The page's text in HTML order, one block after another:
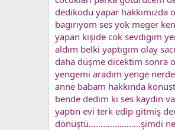
dedikodu yapar
bagırıyom ses yok meger
yapan kişide cok sevdigim
aldım belki yaptıgım olay
daha düşme dicektim sonra
yengemi aradım yenge
anne babam hakkında
bende dedim ki ses kaydın
yaptın evi terk edip gitmiş
dönüştü………………….şimdi ne